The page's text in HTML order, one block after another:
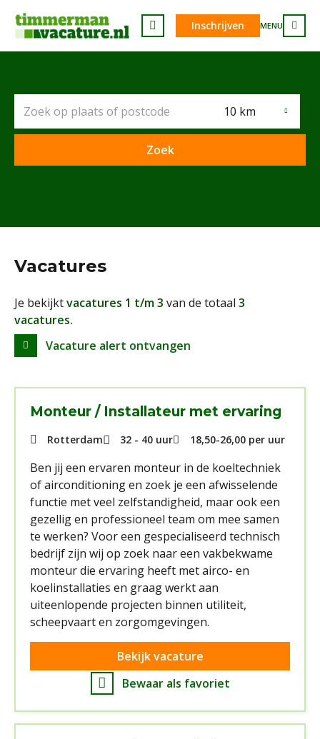
Inschrijven MENU
10 km
Vacatures
Je bekijktvacatures 1 t/m 3 van de totaal 3
vacatures.
Vacature alert ontvangen
Monteur / Installateur met ervaring
Rotterdam 32 - 40 uur 18,50-26,00 per uur
Ben jij een ervaren monteur in de koeltechniek
of airconditioning en zoek je een afwisselende
functie met veel zelfstandigheid, maar ook een
gezellig en professioneel team om mee samen
te werken? Voor een gespecialiseerd technisch
bedrijf zijn wij op zoek naar een vakbekwame
monteur die ervaring heeft met airco- en
koelinstallaties en graag werkt aan
uiteenlopende projecten binnen utiliteit,
scheepvaart en zorgomgevingen.
Bekijk vacature
Bewaar als favoriet